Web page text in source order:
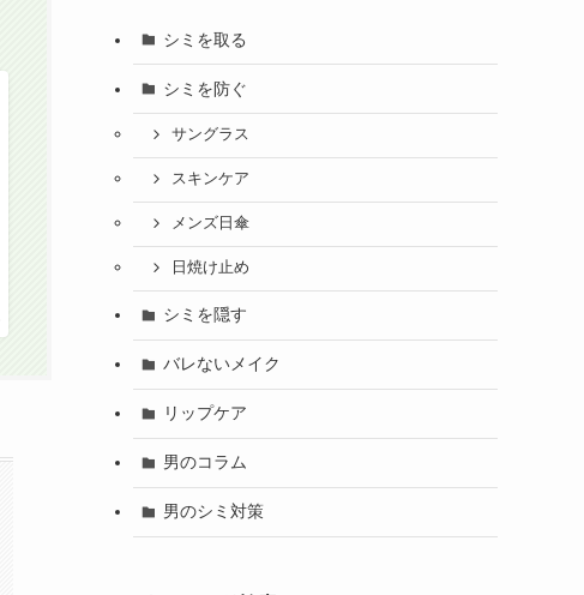
シミを取る
シミを防ぐ
サングラス
スキンケア
メンズ日傘
日焼け止め
シミを隠す
バレないメイク
リップケア
男のコラム
男のシミ対策